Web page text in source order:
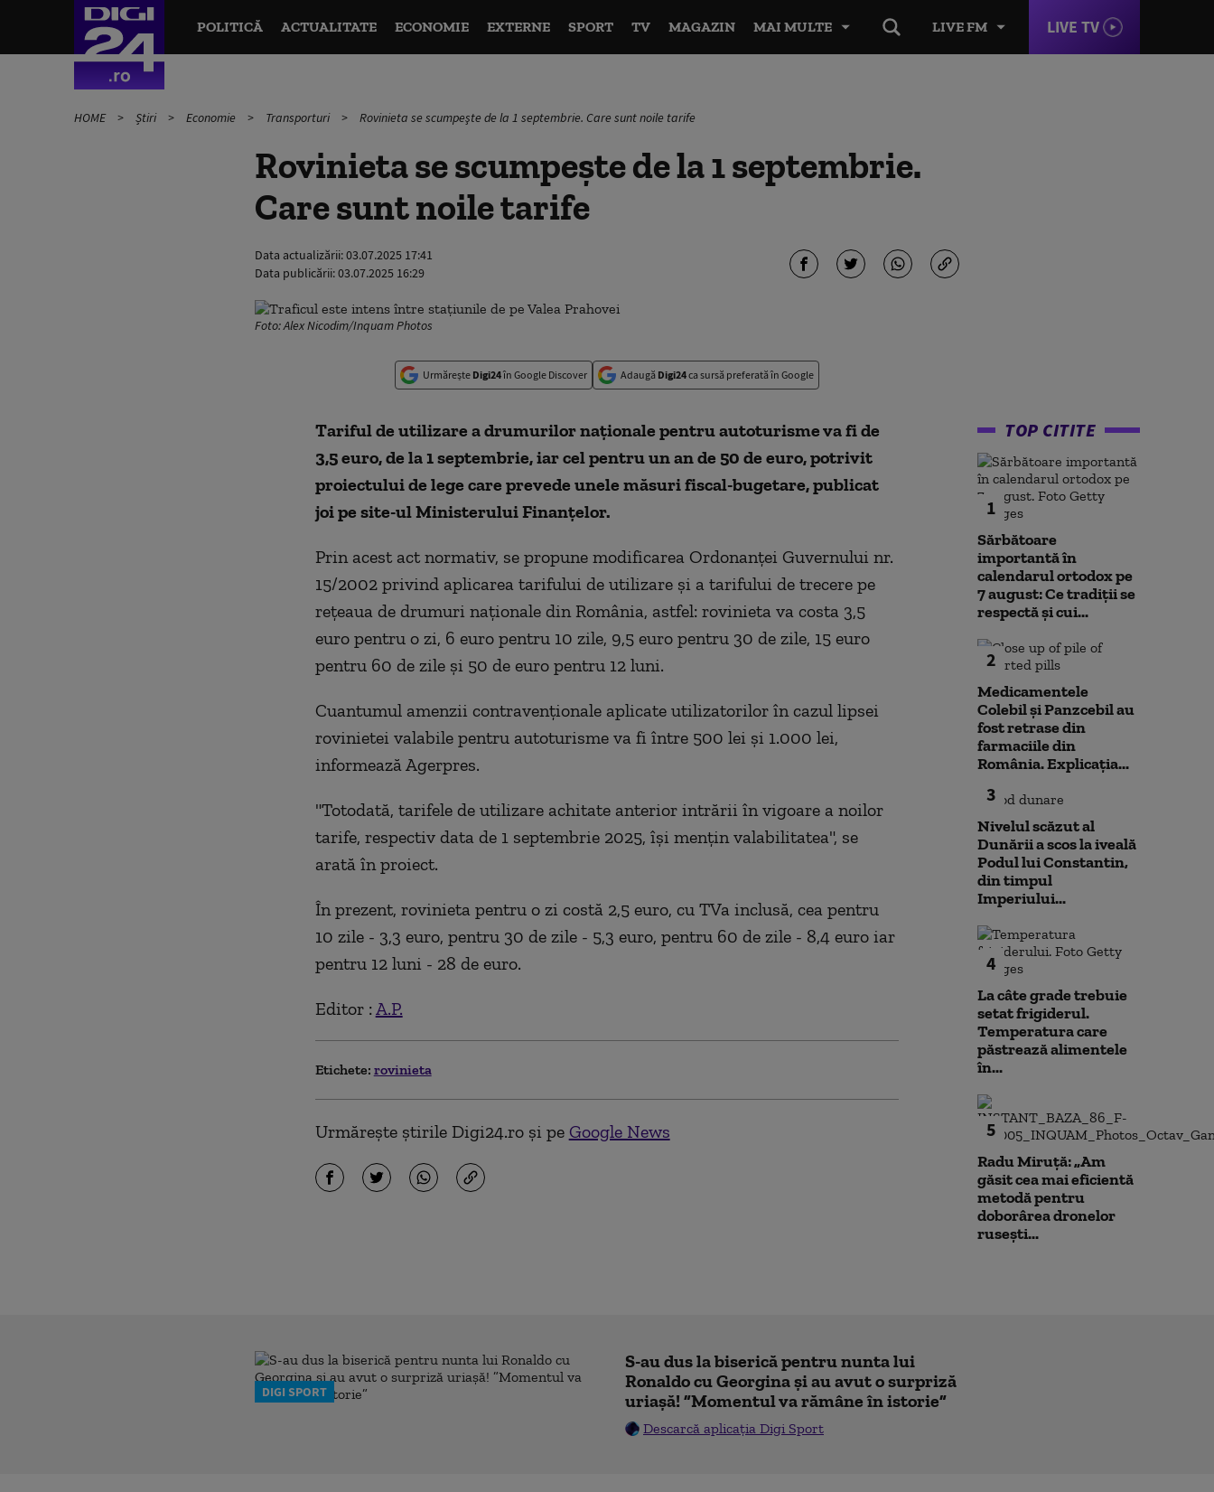
LIVE FM LIVE TV
POLITICĂ ACTUALITATE ECONOMIE EXTERNE SPORT TV MAGAZIN MAI MULTE
HOME Știri Economie Transporturi Rovinieta se scumpeşte de la 1 septembrie. Care sunt noile tarife
Rovinieta se scumpeşte de la 1 septembrie.
Care sunt noile tarife
Data actualizării:03.07.2025 17:41
Data publicării:03.07.2025 16:29
Foto: Alex Nicodim/Inquam Photos
Urmărește Digi24în Google Discover Adaugă Digi24ca sursă preferată în Google
Tariful de utilizare a drumurilor naţionale pentru autoturisme va fi de
3,5 euro, de la 1 septembrie, iar cel pentru un an de 50 de euro, potrivit
proiectului de lege care prevede unele măsuri fiscal-bugetare, publicat
joi pe site-ul Ministerului Finanţelor.
Prin acest act normativ, se propune modificarea Ordonanţei Guvernului nr.
15/2002 privind aplicarea tarifului de utilizare şi a tarifului de trecere pe
reţeaua de drumuri naţionale din România, astfel: rovinieta va costa 3,5
euro pentru o zi, 6 euro pentru 10 zile, 9,5 euro pentru 30 de zile, 15 euro
pentru 60 de zile şi 50 de euro pentru 12 luni.
Cuantumul amenzii contravenţionale aplicate utilizatorilor în cazul lipsei
rovinietei valabile pentru autoturisme va fi între 500 lei şi 1.000 lei,
informează Agerpres.
"Totodată, tarifele de utilizare achitate anterior intrării în vigoare a noilor
tarife, respectiv data de 1 septembrie 2025, îşi menţin valabilitatea", se
arată în proiect.
În prezent, rovinieta pentru o zi costă 2,5 euro, cu TVa inclusă, cea pentru
10 zile - 3,3 euro, pentru 30 de zile - 5,3 euro, pentru 60 de zile - 8,4 euro iar
pentru 12 luni - 28 de euro.
Editor : A.P.
Etichete: rovinieta
Urmărește știrile Digi24.ro și pe Google News
TOP CITITE
1
Sărbătoare
importantă în
calendarul ortodox pe
7 august: Ce tradiții se
respectă și cui...
2
Medicamentele
Colebil și Panzcebil au
fost retrase din
farmaciile din
România. Explicația...
3
Nivelul scăzut al
Dunării a scos la iveală
Podul lui Constantin,
din timpul
Imperiului...
4
La câte grade trebuie
setat frigiderul.
Temperatura care
păstrează alimentele
în...
5
Radu Miruță: „Am
găsit cea mai eficientă
metodă pentru
doborârea dronelor
rusești...
DIGI SPORT
S-au dus la biserică pentru nunta lui
Ronaldo cu Georgina și au avut o surpriză
uriașă! ”Momentul va rămâne în istorie”
Descarcă aplicația Digi Sport